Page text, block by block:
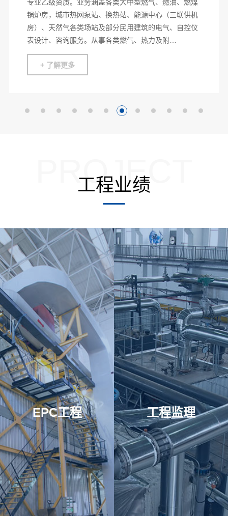
专业乙级资质。业务涵盖各类大中型燃气、燃油、燃煤
锅炉房，城市热网泵站、换热站、能源中心（三联供机
房）、天然气各类场站及部分民用建筑的电气、自控仪
表设计、咨询服务。从事各类燃气、热力及附…
+ 了解更多
工程业绩
PROJECT
EPC工程 工程监理